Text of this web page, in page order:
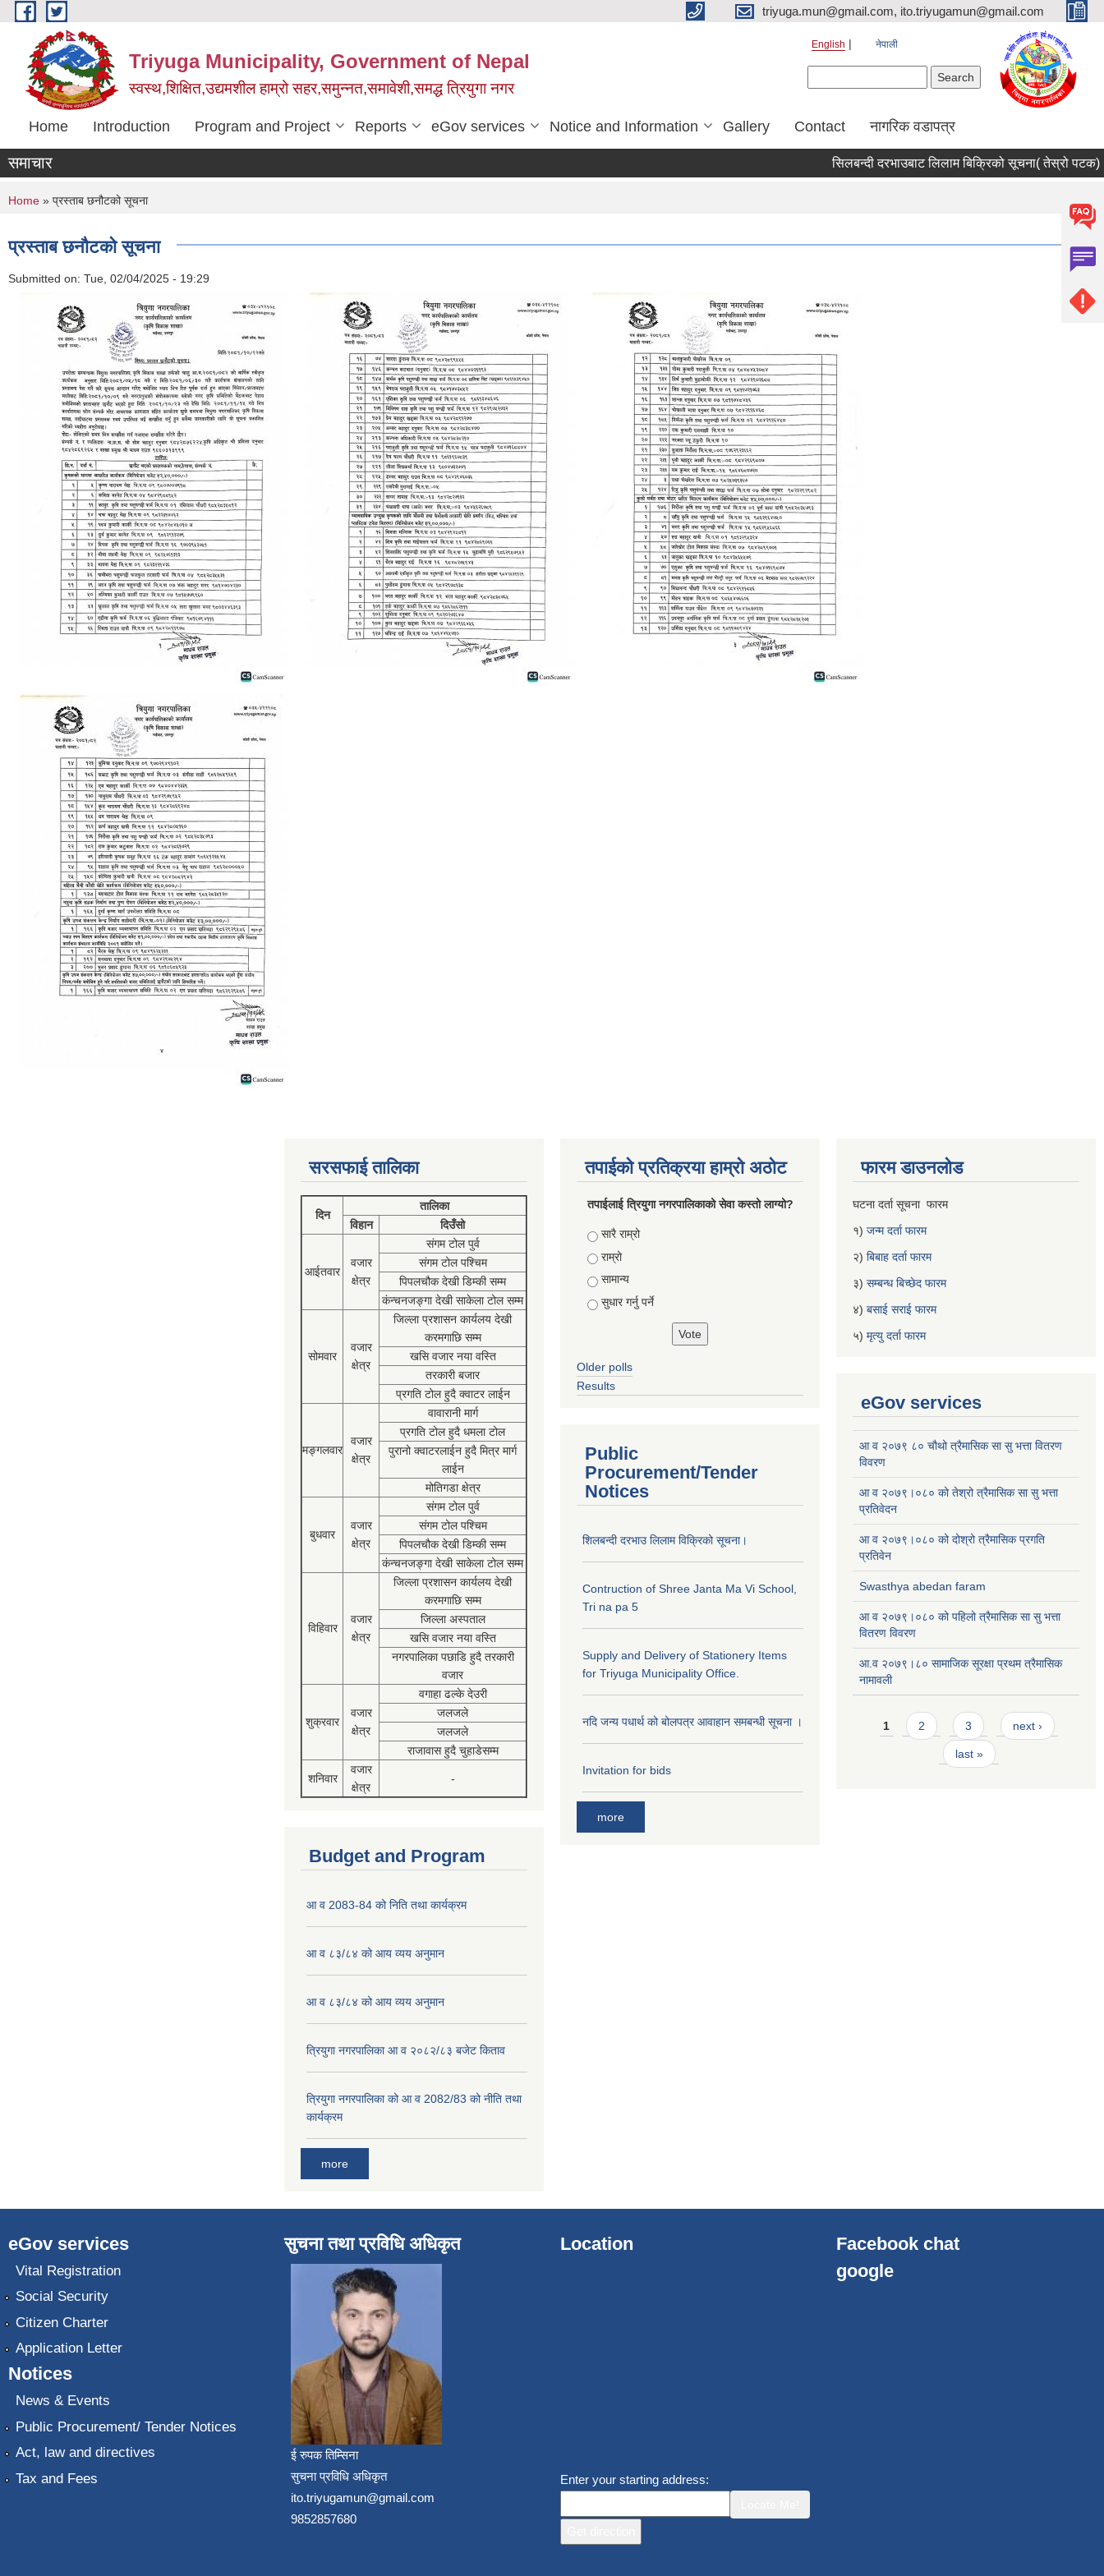
Skip to main content triyuga.mun@gmail.com, ito.triyugamun@gmail.com
Triyuga Municipality, Government of Nepal
स्वस्थ,शिक्षित,उद्यमशील हाम्रो सहर,समुन्नत,समावेशी,समद्ध त्रियुगा नगर
English नेपाली
Home Introduction Program and Project Reports eGov services Notice and Information Gallery Contact नागरिक वडापत्र
समाचार सिलबन्दी दरभाउबाट लिलाम बिक्रिको सूचना( तेस्रो पटक) ।
You are here
Home » प्रस्ताब छनौटको सूचना
प्रस्ताब छनौटको सूचना
Submitted on: Tue, 02/04/2025 - 19:29
सरसफाई तालिका
दिन
तालिका
विहान
दिउँसो
आईतवार
वजार
क्षेत्र
संगम टोल पुर्व
संगम टोल पश्चिम
पिपलचौक देखी डिम्की सम्म
कंन्चनजङ्गा देखी साकेला टोल सम्म
सोमवार
वजार
क्षेत्र
जिल्ला प्रशासन कार्यलय देखी
करमगाछि सम्म
खसि वजार नया वस्ति
तरकारी बजार
प्रगति टोल हुदै क्वाटर लाईन
मङ्गलवार
वजार
क्षेत्र
वावारानी मार्ग
प्रगति टोल हुदै धमला टोल
पुरानो क्वाटरलाईन हुदै मित्र मार्ग
लाईन
मोतिगडा क्षेत्र
बुधवार
वजार
क्षेत्र
संगम टोल पुर्व
संगम टोल पश्चिम
पिपलचौक देखी डिम्की सम्म
कंन्चनजङ्गा देखी साकेला टोल सम्म
विहिवार
वजार
क्षेत्र
जिल्ला प्रशासन कार्यलय देखी
करमगाछि सम्म
जिल्ला अस्पताल
खसि वजार नया वस्ति
नगरपालिका पछाडि हुदै तरकारी
वजार
शुक्रवार
वजार
क्षेत्र
वगाहा ढल्के देउरी
जलजले
जलजले
राजावास हुदै चुहाडेसम्म
शनिवार
वजार
क्षेत्र
-
Budget and Program
आ व 2083-84 को निति तथा कार्यक्रम
आ व ८३/८४ को आय व्यय अनुमान
आ व ८३/८४ को आय व्यय अनुमान
त्रियुगा नगरपालिका आ व २०८२/८३ बजेट किताव
त्रियुगा नगरपालिका को आ व 2082/83 को नीति तथा
कार्यक्रम
more
तपाईको प्रतिक्रया हाम्रो अठोट
तपाईलाई त्रियुगा नगरपालिकाको सेवा कस्तो लाग्यो?
Choices
सारै राम्रो
राम्रो
सामान्य
सुधार गर्नु पर्ने
Older polls
Results
Public
Procurement/Tender
Notices
शिलबन्दी दरभाउ लिलाम विक्रिको सूचना।
Contruction of Shree Janta Ma Vi School,
Tri na pa 5
Supply and Delivery of Stationery Items
for Triyuga Municipality Office.
नदि जन्य पधार्थ को बोलपत्र आवाहान समबन्धी सूचना ।
Invitation for bids
more
फारम डाउनलोड
घटना दर्ता सूचना फारम
१) जन्म दर्ता फारम
२) बिबाह दर्ता फारम
३) सम्बन्ध बिच्छेद फारम
४) बसाई सराई फारम
५) मृत्यु दर्ता फारम
eGov services
आ व २०७९ ८० चौथो त्रैमासिक सा सु भत्ता वितरण
विवरण
आ व २०७९।०८० को तेश्रो त्रैमासिक सा सु भत्ता
प्रतिवेदन
आ व २०७९।०८० को दोश्रो त्रैमासिक प्रगति
प्रतिवेन
Swasthya abedan faram
आ व २०७९।०८० को पहिलो त्रैमासिक सा सु भत्ता
वितरण विवरण
आ.व २०७९।८० सामाजिक सूरक्षा प्रथम त्रैमासिक
नामावली
Pages
1 2 3 next ›
last »
eGov services
Vital Registration
Social Security
Citizen Charter
Application Letter
Notices
News & Events
Public Procurement/ Tender Notices
Act, law and directives
Tax and Fees
सुचना तथा प्रविधि अधिकृत
ई रुपक तिम्सिना
सुचना प्रविधि अधिकृत
ito.triyugamun@gmail.com
9852857680
Location
Enter your starting address:
Facebook chat
google